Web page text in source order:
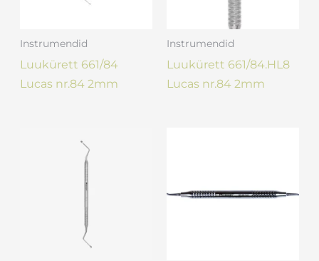
Instrumendid
Luukürett 661/84
Lucas nr.84 2mm
Instrumendid
Luukürett 661/84.HL8
Lucas nr.84 2mm